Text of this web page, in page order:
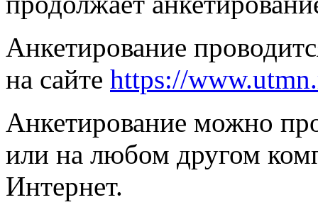
Анкетирование
на сайте https://
Анкетирование можно
или на любом другом
Интернет.